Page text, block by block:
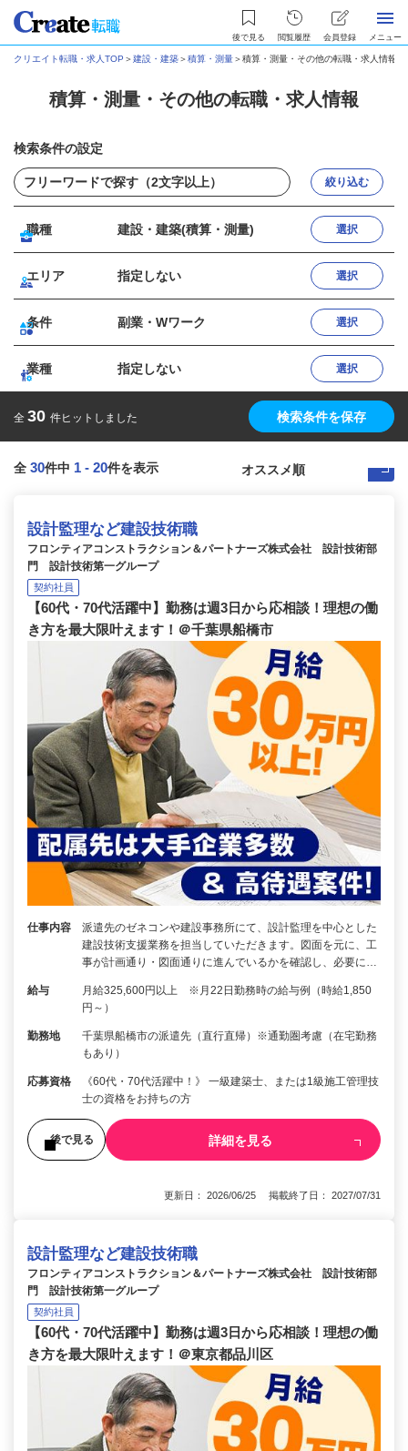
後で見る 閲覧履歴 会員登録 メニュー
クリエイト転職・求人TOP ＞建設・建築＞積算・測量＞積算・測量・その他の転職・求人情報
積算・測量・その他の転職・求人情報
検索条件の設定
絞り込む
職種 建設・建築(積算・測量) 選択
エリア 指定しない 選択
条件 副業・Wワーク 選択
業種 指定しない 選択
全 30 件ヒットしました 検索条件を保存
全 30件中 1 - 20件を表示
設計監理など建設技術職
フロンティアコンストラクション＆パートナーズ株式会社 設計技術部
門 設計技術第一グループ
契約社員
【60代・70代活躍中】勤務は週3日から応相談！理想の働
き方を最大限叶えます！＠千葉県船橋市
仕事内容
派遣先のゼネコンや建設事務所にて、設計監理を中心とした
建設技術支援業務を担当していただきます。図面を元に、工
事が計画通り・図面通りに進んでいるかを確認し、必要に…
給与
月給325,600円以上 ※月22日勤務時の給与例（時給1,850
円～）
勤務地
千葉県船橋市の派遣先（直行直帰）※通勤圏考慮（在宅勤務
もあり）
応募資格
《60代・70代活躍中！》 一級建築士、または1級施工管理技
士の資格をお持ちの方
後で見る 詳細を見る
更新日： 2026/06/25 掲載終了日： 2027/07/31
設計監理など建設技術職
フロンティアコンストラクション＆パートナーズ株式会社 設計技術部
門 設計技術第一グループ
契約社員
【60代・70代活躍中】勤務は週3日から応相談！理想の働
き方を最大限叶えます！＠東京都品川区